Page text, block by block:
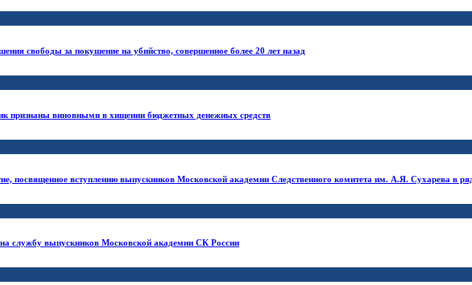
свободы за покушение на убийство, совершенное более 20 лет назад
признаны виновными в хищении бюджетных денежных средств
посвященное вступлению выпускников Московской академии Следственного комитета им. А.Я. Сухарева в
службу выпускников Московской академии СК России